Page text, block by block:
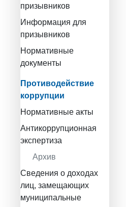
призывников
Информация для
призывников
Нормативные
документы
Противодействие
коррупции
Нормативные акты
Антикоррупционная
экспертиза
Архив
Сведения о доходах
лиц, замещающих
муниципальные